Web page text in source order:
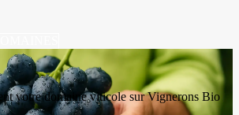
votre domaine viticole sur Vignerons Bio